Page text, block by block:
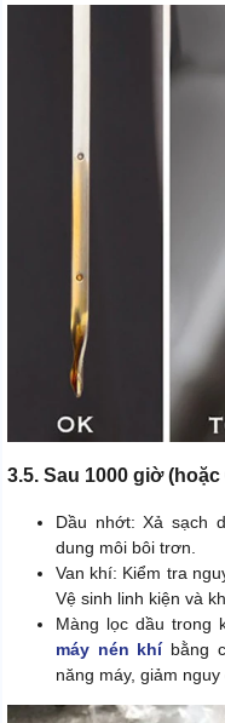
3.5. Sau 1000 giờ
Dầu nhớt: Xả sạch
dung môi bôi trơn.
Van khí: Kiểm tra
Vệ sinh linh kiện và
Màng lọc dầu trong
máy nén khíbằng
năng máy, giảm